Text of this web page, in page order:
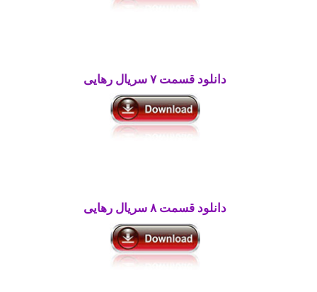
دانلود قسمت ۷ سریال رهایی
دانلود قسمت ۸ سریال رهایی